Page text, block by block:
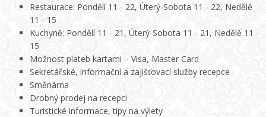
Restaurace: Pondělí 11 - 22, Úterý-Sobota 11 - 22, Nedělě
11 - 15
Kuchyně: Pondělí 11 - 21, Úterý-Sobota 11 - 21, Nedělě 11 -
15
Možnost plateb kartami – Visa, Master Card
Sekretářské, informační a zajišťovací služby recepce
Směnárna
Drobný prodej na recepci
Turistické informace, tipy na výlety